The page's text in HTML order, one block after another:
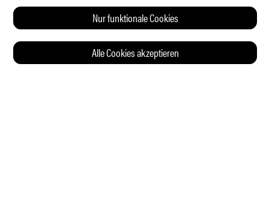
Nur funktionale Cookies
Alle Cookies akzeptieren